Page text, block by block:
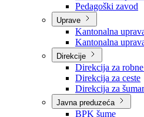
Zavod
Zavod za javno
Zavod za
Pedagoški zavod
Uprave
Kantonalna
Kantonalna
Direkcije
Direkcija za robne
Direkcija za ceste